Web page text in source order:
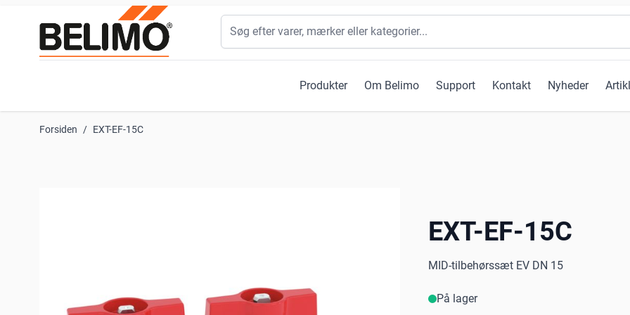
Produkter Om Belimo Support Kontakt Nyheder
Søg
Forsiden / EXT-EF-15C
EXT-EF-15C
MID-tilbehørssæt EV DN 15
På lager